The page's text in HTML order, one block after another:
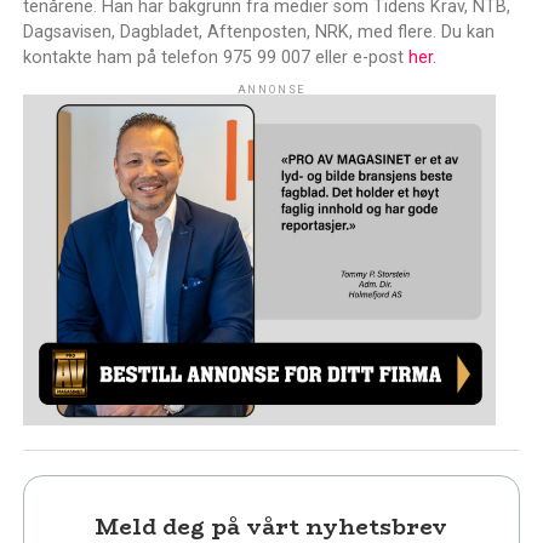
tenårene. Han har bakgrunn fra medier som Tidens Krav, NTB,
Dagsavisen, Dagbladet, Aftenposten, NRK, med flere. Du kan
kontakte ham på telefon 975 99 007 eller e-post her.
ANNONSE
Meld deg på vårt nyhetsbrev